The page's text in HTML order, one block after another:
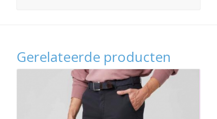
Gerelateerde producten